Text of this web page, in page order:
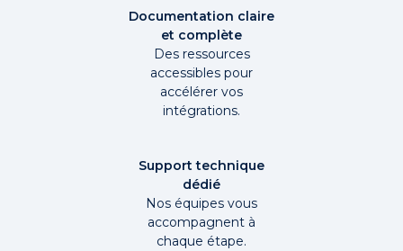
Documentation claire
et complète
Des ressources
accessibles pour
accélérer vos
intégrations.
Support technique
dédié
Nos équipes vous
accompagnent à
chaque étape.